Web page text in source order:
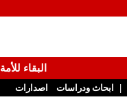
البقاء للأمة
| ابحاث ودراسات اصدارات